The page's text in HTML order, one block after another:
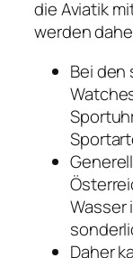
die Aviatik
werden
Bei
Wasser
Daher